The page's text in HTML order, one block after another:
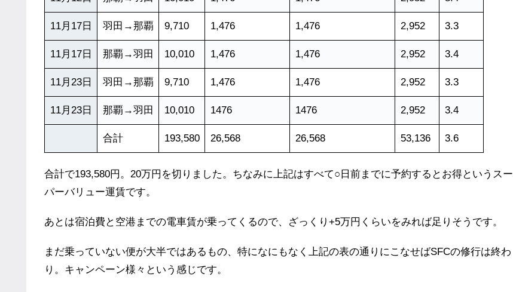
11月17日 羽田→那覇 9,710 1,476 1,476 2,952 3.3
11月17日 那覇→羽田 10,010 1,476 1,476 2,952 3.4
11月23日 羽田→那覇 9,710 1,476 1,476 2,952 3.3
11月23日 那覇→羽田 10,010 1476 1476 2,952 3.4
合計 193,580 26,568 26,568 53,136 3.6
合計で193,580円。20万円を切りました。ちなみに上記はすべて○日前までに予約するとお得というスー
パーバリュー運賃です。
あとは宿泊費と空港までの電車賃が乗ってくるので、ざっくり+5万円くらいをみれば足りそうです。
まだ乗っていない便が大半ではあるもの、特になにもなく上記の表の通りにこなせばSFCの修行は終わ
り。キャンペーン様々という感じです。